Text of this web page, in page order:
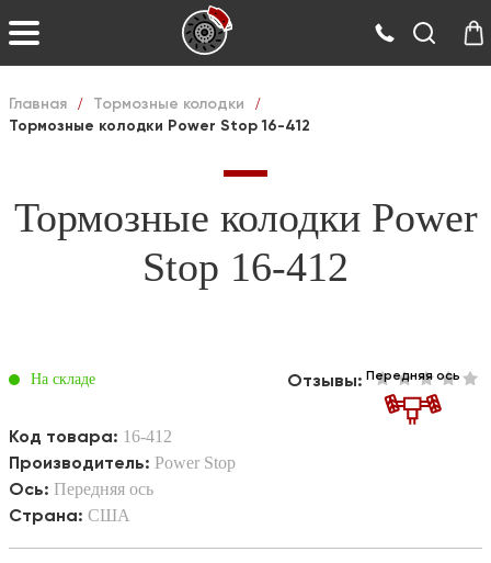
Главная / Тормозные колодки
/
Тормозные колодки Power Stop 16-412
Тормозные колодки Power
Stop 16-412
Передняя ось
На складе Отзывы:
Код товара: 16-412
Производитель: Power Stop
Ось: Передняя ось
Страна: США